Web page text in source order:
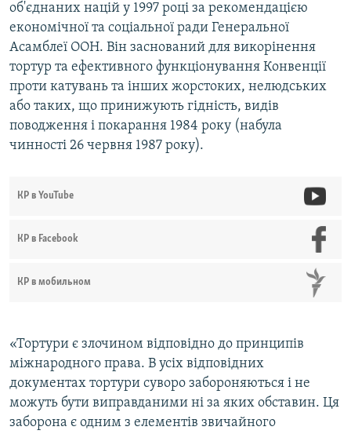
об'єднаних націй у 1997 році за рекомендацією
економічної та соціальної ради Генеральної
Асамблеї ООН. Він заснований для викорінення
тортур та ефективного функціонування Конвенції
проти катувань та інших жорстоких, нелюдських
або таких, що принижують гідність, видів
поводження і покарання 1984 року (набула
чинності 26 червня 1987 року).
КР в YouTube
КР в Facebook
КР в мобильном
«Тортури є злочином відповідно до принципів
міжнародного права. В усіх відповідних
документах тортури суворо забороняються і не
можуть бути виправданими ні за яких обставин. Ця
заборона є одним з елементів звичайного